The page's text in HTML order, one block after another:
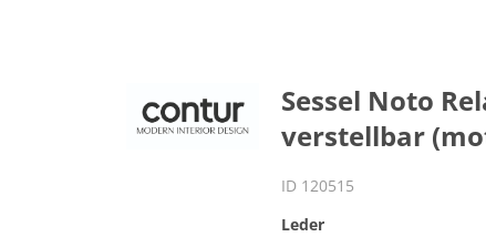
Sessel Noto
verstellbar
ID 120515
Leder